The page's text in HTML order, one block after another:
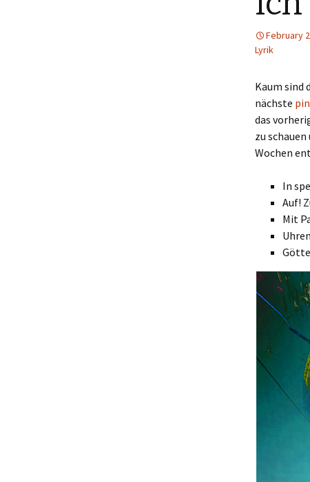
February
Lyrik
Kaum sind
nächste
das
zu
Wochen
In
Auf!
Mit